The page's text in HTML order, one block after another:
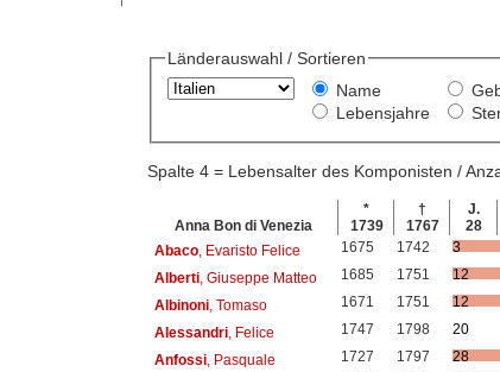
Länderauswahl / Sortieren
Name
Lebensjahre
Spalte 4 = Lebensalter des Komponisten /
Anna Bon di Venezia
*
1739
†
1767
J.
28
Abaco, Evaristo Felice 1675 1742
3
Alberti, Giuseppe Matteo 1685 1751
12
Albinoni, Tomaso 1671 1751
12
Alessandri, Felice 1747 1798
20
Anfossi, Pasquale 1727 1797
28